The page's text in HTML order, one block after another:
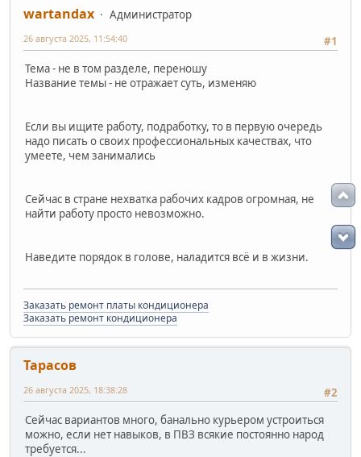
wartandax
Администратор
#1
26 августа 2025, 11:54:40
Тема - не в том разделе, переношу
Название темы - не отражает суть, изменяю
Если вы ищите работу, подработку, то в первую очередь
надо писать о своих профессиональных качествах, что
умеете, чем занимались
Сейчас в стране нехватка рабочих кадров огромная, не
найти работу просто невозможно.
Наведите порядок в голове, наладится всё и в жизни.
Заказать ремонт платы кондиционера
Заказать ремонт кондиционера
Тарасов
#2
26 августа 2025, 18:38:28
Сейчас вариантов много, банально курьером устроиться
можно, если нет навыков, в ПВЗ всякие постоянно народ
требуется...